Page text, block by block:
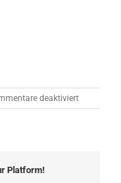
deaktiviertfür
Saison
Platform!